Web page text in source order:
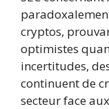
cryptos,
optimistes
incertitudes,
continuent de
secteur face